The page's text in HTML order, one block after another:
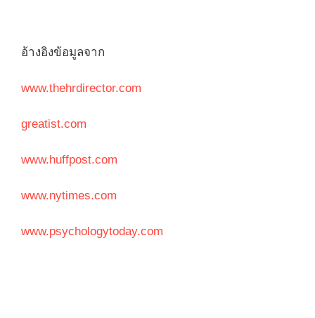
อ้างอิงข้อมูลจาก
www.thehrdirector.com
greatist.com
www.huffpost.com
www.nytimes.com
www.psychologytoday.com